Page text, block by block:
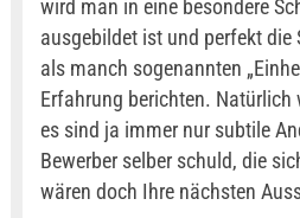
wird man in eine besondere
ausgebildet ist und perfekt die
als manch sogenannten
Erfahrung berichten.
es sind ja immer nur subtile
Bewerber selber schuld, die
wären doch Ihre nächsten